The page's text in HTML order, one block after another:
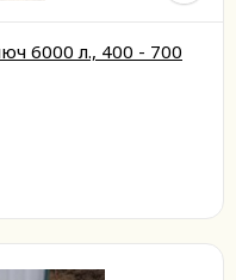
6000 л., 400 - 700